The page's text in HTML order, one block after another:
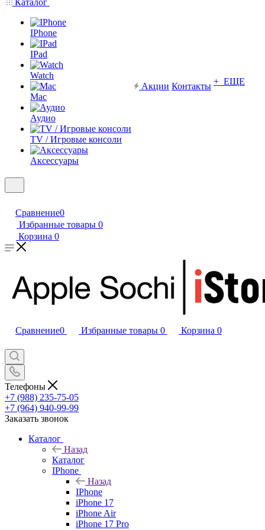
Каталог
IPhone
IPad
Watch
Mac
Аудио
TV / Игровые консоли
Аксессуары
Акции Контакты + ЕЩЕ
Сравнение0
Избранные товары 0
Корзина 0
Сравнение0 Избранные товары 0 Корзина 0
Телефоны
+7 (988) 235-75-05
+7 (964) 940-99-99
Заказать звонок
Каталог
Назад
Каталог
IPhone
Назад
IPhone
iPhone 17
iPhone Air
iPhone 17 Pro